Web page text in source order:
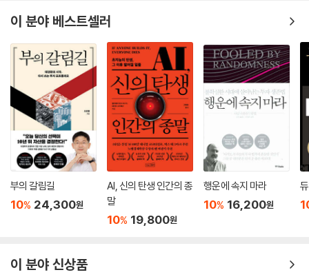
정적으로 혹은 최선을 다해 키워내는 과정에서 엄마 스스로 만족하는 것이
---「아키텍키즈’, 체계적 육아법의 등장」중에서
멀티미디어 시대의 현대인들은 천편일률적인 획일성을 원하지 않는다. 타
인과 차별화된 취향을 좆는 사람들에게 취향을 추천해주는 서비스가 인기
를 얻고 있다. 인맥 중심이었던 SNS도 취향 중심으로 재편되고 있다. 이용
자의 관심사를 기반으로 콘텐츠를 제공해주는 큐레이션 앱, ‘빙글’이 대표
적이다. ‘관계중심형’ SNS에 피로를 느낀 사람들이 정보 획득과 관심사 공
유를 중심으로 모이는 ‘취향중심형’SNS로 선회하면서 해시태그가 빛을
발하고 있다. 이제 해시태그는 SNS의 수많은 정보 중 나에게 꼭 필요한 정
보를 선택하기 위한 중요한 키워드다. 해시태그를 중심으로 같은 관심사를
롭게 내놓은 서비스도 개인의 관심사에 주목하고 있다. 네이버 태그 검색
은 정답형 정보 중심의 검색 서비스를 관심사 기반의 정보 추천 방식으로
이 분야 베스트셀러
부의 갈림길
10% 24,300원
AI, 신의 탄생 인간의 종
말
10% 19,800원
행운에 속지 마라
10% 16,200원
이 분야 신상품